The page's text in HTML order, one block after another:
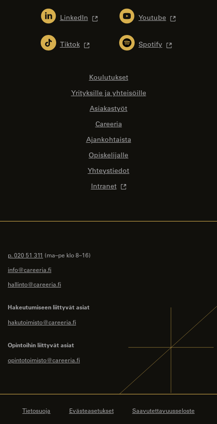
LinkedIn Youtube
Tiktok Spotify
Koulutukset
Yrityksille ja yhteisöille
Asiakastyöt
Careeria
Ajankohtaista
Opiskelijalle
Yhteystiedot
Intranet
p. 020 51 311 (ma–pe klo 8–16)
info@careeria.fi
hallinto@careeria.fi
Hakeutumiseen liittyvät asiat
hakutoimisto@careeria.fi
Opintoihin liittyvät asiat
opintotoimisto@careeria.fi
Tietosuoja Evästeasetukset Saavutettavuusseloste